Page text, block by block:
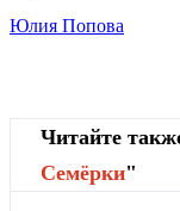
Юлия Попова
Читайте
Cемёрки"